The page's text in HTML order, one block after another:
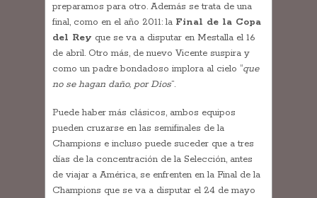
preparamos para otro. Además se trata de una
final, como en el año 2011: la Final de la Copa
del Rey que se va a disputar en Mestalla el 16
de abril. Otro más, de nuevo Vicente suspira y
como un padre bondadoso implora al cielo “que
no se hagan daño, por Dios”.
Puede haber más clásicos, ambos equipos
pueden cruzarse en las semifinales de la
Champions e incluso puede suceder que a tres
días de la concentración de la Selección, antes
de viajar a América, se enfrenten en la Final de la
Champions que se va a disputar el 24 de mayo